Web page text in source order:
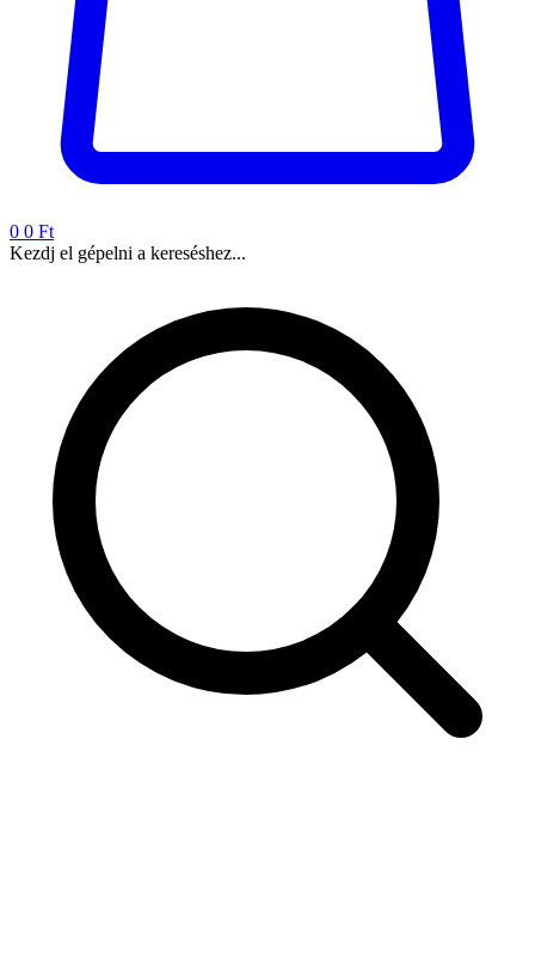
0 0 Ft
Kezdj el gépelni a kereséshez...